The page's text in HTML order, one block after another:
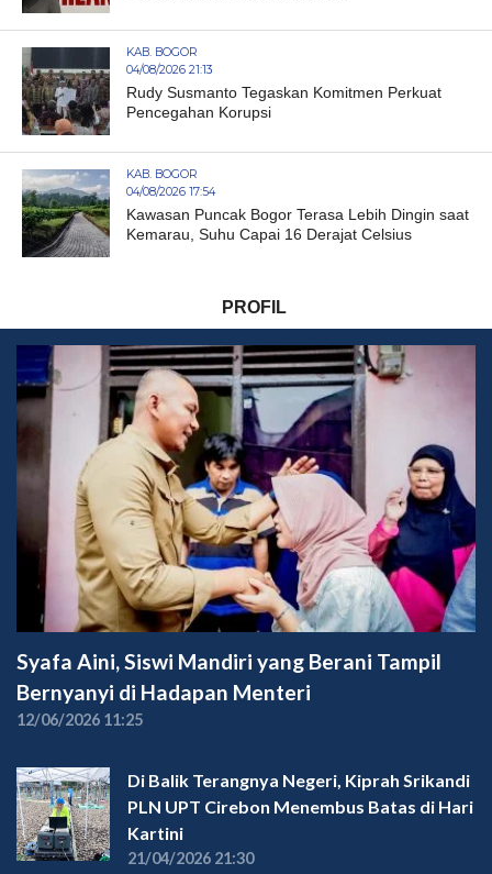
KAB. BOGOR
04/08/2026 21:13
Rudy Susmanto Tegaskan Komitmen Perkuat
Pencegahan Korupsi
KAB. BOGOR
04/08/2026 17:54
Kawasan Puncak Bogor Terasa Lebih Dingin saat
Kemarau, Suhu Capai 16 Derajat Celsius
PROFIL
Syafa Aini, Siswi Mandiri yang Berani Tampil
Bernyanyi di Hadapan Menteri
12/06/2026 11:25
Di Balik Terangnya Negeri, Kiprah Srikandi
PLN UPT Cirebon Menembus Batas di Hari
Kartini
21/04/2026 21:30